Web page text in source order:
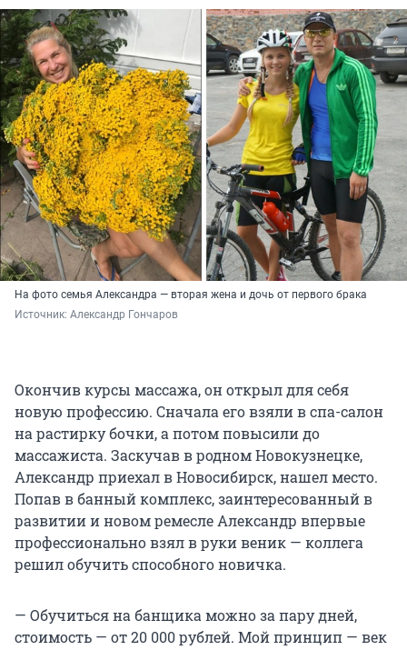
На фото семья Александра — вторая жена и дочь от первого брака
Источник: Александр Гончаров
Окончив курсы массажа, он открыл для себя
новую профессию. Сначала его взяли в спа-салон
на растирку бочки, а потом повысили до
массажиста. Заскучав в родном Новокузнецке,
Александр приехал в Новосибирск, нашел место.
Попав в банный комплекс, заинтересованный в
развитии и новом ремесле Александр впервые
профессионально взял в руки веник — коллега
решил обучить способного новичка.
— Обучиться на банщика можно за пару дней,
стоимость — от 20 000 рублей. Мой принцип — век